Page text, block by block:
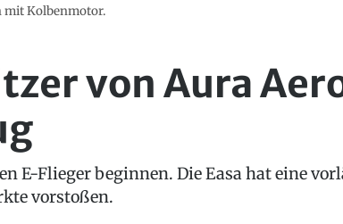
mit Kolbenmotor.
von Aura
E-Flieger beginnen. Die Easa hat eine
vorstoßen.